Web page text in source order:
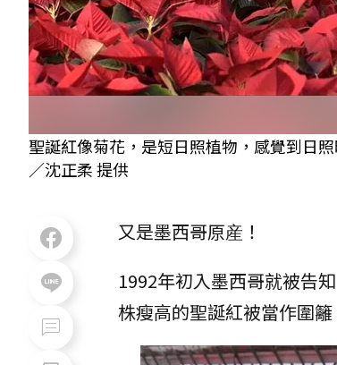
聖誕紅像菊花，是短日照植物，感覺到日
／沈正柔 提供
又是墨西哥原産！
1992年初入墨西哥就被告
株瘦高的聖誕紅被當作圍